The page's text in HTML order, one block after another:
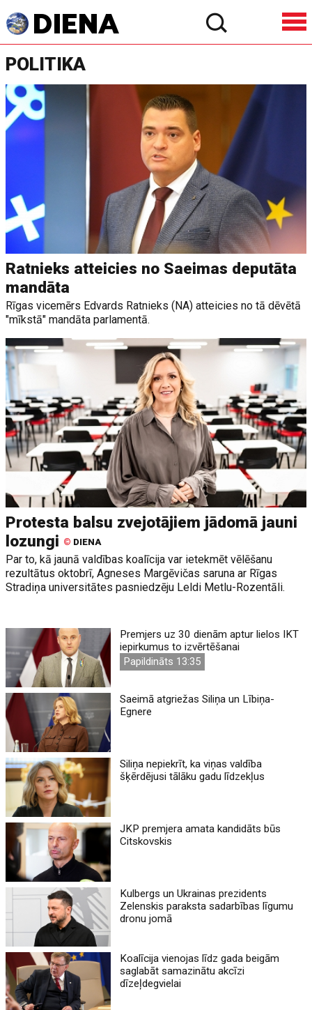
POLITIKA
Ratnieks atteicies no Saeimas deputāta
mandāta
Rīgas vicemērs Edvards Ratnieks (NA) atteicies no tā dēvētā
"mīkstā" mandāta parlamentā.
Protesta balsu zvejotājiem jādomā jauni
lozungi © DIENA
Par to, kā jaunā valdības koalīcija var ietekmēt vēlēšanu
rezultātus oktobrī, Agneses Margēvičas saruna ar Rīgas
Stradiņa universitātes pasniedzēju Leldi Metlu-Rozentāli.
Premjers uz 30 dienām aptur lielos IKT
iepirkumus to izvērtēšanai
Papildināts 13:35
Saeimā atgriežas Siliņa un Lībiņa-
Egnere
Siliņa nepiekrīt, ka viņas valdība
šķērdējusi tālāku gadu līdzekļus
JKP premjera amata kandidāts būs
Citskovskis
Kulbergs un Ukrainas prezidents
Zelenskis paraksta sadarbības līgumu
dronu jomā
Koalīcija vienojas līdz gada beigām
saglabāt samazinātu akcīzi
dīzeļdegvielai